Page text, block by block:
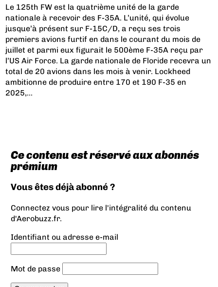
Le 125th FW est la quatrième unité de la garde
nationale à recevoir des F-35A. L’unité, qui évolue
jusque’à présent sur F-15C/D, a reçu ses trois
premiers avions furtif en dans le courant du mois de
juillet et parmi eux figurait le 500ème F-35A reçu par
l’US Air Force. La garde nationale de Floride recevra un
total de 20 avions dans les mois à venir. Lockheed
ambitionne de produire entre 170 et 190 F-35 en
2025,...
Ce contenu est réservé aux abonnés
prémium
Vous êtes déjà abonné ?
Connectez vous pour lire l'intégralité du contenu
d'Aerobuzz.fr.
Identifiant ou adresse e-mail
Mot de passe